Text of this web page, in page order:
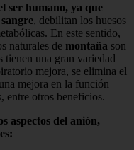
ser humano, ya que
, debilitan los huesos
En este sentido,
naturales de montaña son
tienen una gran variedad
mejora, se elimina el
mejora en la función
entre otros beneficios.
aspectos del anión,